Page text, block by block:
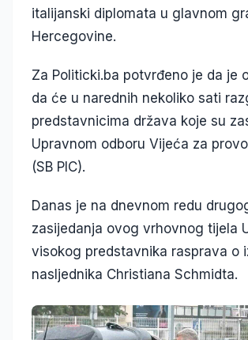
italijanski diplomata u glavnom
Hercegovine.
Za Politicki.ba potvrđeno je da je
da će u narednih nekoliko sati
predstavnicima država koje su
Upravnom odboru Vijeća za
(SB PIC).
Danas je na dnevnom redu
zasijedanja ovog vrhovnog tijela
visokog predstavnika rasprava o
nasljednika Christiana Schmidta.